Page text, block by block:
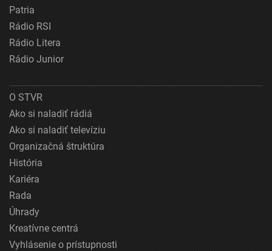
Patria
Rádio RSI
Rádio Litera
Rádio Junior
O STVR
Ako si naladiť rádiá
Ako si naladiť televíziu
Organizačná štruktúra
História
Kariéra
Rada
Úhrady
Kreatívne centrá
Vyhlásenie o prístupnosti